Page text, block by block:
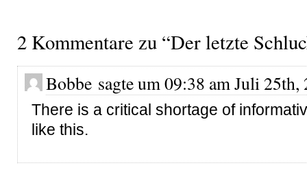
2 Kommentare zu “Der letzte
Bobbe sagte um 09:38 am Juli 25th,
There is a critical shortage of
like this.